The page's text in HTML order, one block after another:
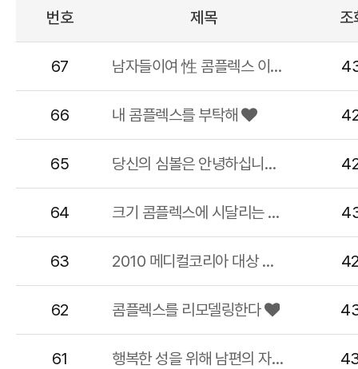
번호 제목 조
67 남자들이여 性 콤플렉스 이겨내고 靑春을 즐겨라
66 내 콤플렉스를 부탁해
65 당신의 심볼은 안녕하십니까?
64 크기 콤플렉스에 시달리는 당신 루저인가요?
63 2010 메디컬코리아 대상 수상 - 엘제이비뇨기과
62 콤플렉스를 리모델링한다
61 행복한 성을 위해 남편의 자신감을 세워주세요